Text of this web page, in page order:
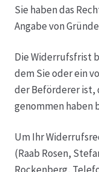
Sie haben das
Angabe von
Die Widerrufsfrist
dem Sie oder ein
der Beförderer ist,
genommen haben
Um Ihr
(Raab Rosen,